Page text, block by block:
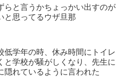
らと言うかちょっかい出すのが
と思ってるウザ旦那
低学年の時、休み時間にトイレ
と学校が騒がしくなり、先生に
隠れているように言われた